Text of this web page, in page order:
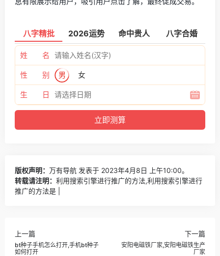
八字精批 2026运势 命中贵人 八字合婚
姓 名
性 别 男 女
生 日
版权声明： 万有导航 发表于 2023年4月8日 上午10:00。
转载请注明： 利用搜索引擎进行推广的方法,利用搜索引擎进行
推广的方法是 |
上一篇
bt种子手机怎么打开,手机bt种子
如何打开
下一篇
安阳电磁铁厂家,安阳电磁铁生产
厂家